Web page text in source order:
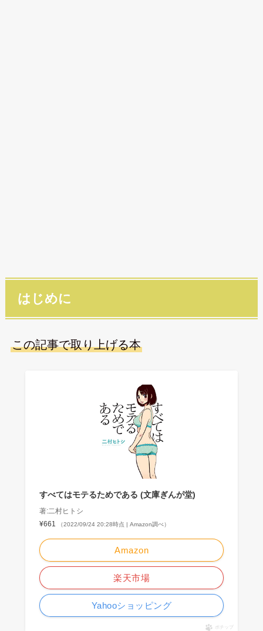
はじめに
この記事で取り上げる本
すべてはモテるためである (文庫ぎんが堂)
著:二村ヒトシ
¥661
（2022/09/24 20:28時点 | Amazon調べ）
Amazon
楽天市場
Yahooショッピング
ポチップ